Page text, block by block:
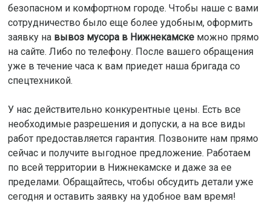
безопасном и комфортном городе. Чтобы наше с вами
сотрудничество было еще более удобным, оформить
заявку на вывоз мусора в Нижнекамскеможно прямо
на сайте. Либо по телефону. После вашего обращения
уже в течение часа к вам приедет наша бригада со
спецтехникой.
У нас действительно конкурентные цены. Есть все
необходимые разрешения и допуски, а на все виды
работ предоставляется гарантия. Позвоните нам прямо
сейчас и получите выгодное предложение. Работаем
по всей территории в Нижнекамске и даже за ее
пределами. Обращайтесь, чтобы обсудить детали уже
сегодня и оставить заявку на удобное вам время!